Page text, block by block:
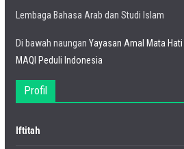
Lembaga Bahasa Arab dan Studi Islam
Di bawah naungan Yayasan Amal Mata Hati
MAQI Peduli Indonesia
Profil
Iftitah